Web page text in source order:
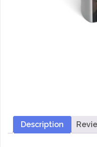
Description